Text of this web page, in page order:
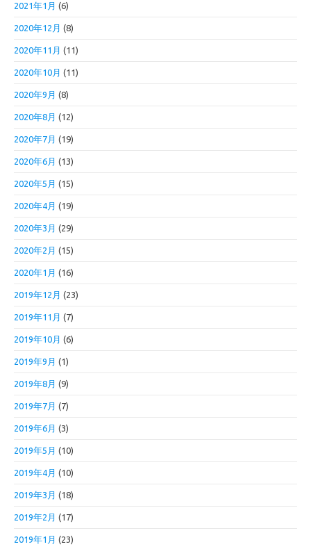
2021年1月 (6)
2020年12月 (8)
2020年11月 (11)
2020年10月 (11)
2020年9月 (8)
2020年8月 (12)
2020年7月 (19)
2020年6月 (13)
2020年5月 (15)
2020年4月 (19)
2020年3月 (29)
2020年2月 (15)
2020年1月 (16)
2019年12月 (23)
2019年11月 (7)
2019年10月 (6)
2019年9月 (1)
2019年8月 (9)
2019年7月 (7)
2019年6月 (3)
2019年5月 (10)
2019年4月 (10)
2019年3月 (18)
2019年2月 (17)
2019年1月 (23)